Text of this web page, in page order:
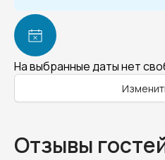
На выбранные даты нет
Отзывы